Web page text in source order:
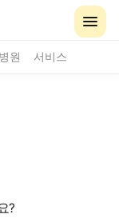
원 서비스
?